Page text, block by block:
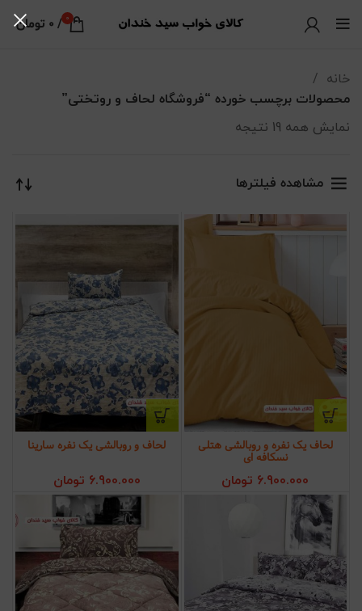
0
/
0 تومان
خانه
محصولات برچسب خورده “فروشگاه لحاف و روتختی”
نمایش همه 19 نتیجه
مشاهده فیلترها
لحاف یک نفره و روبالشی هتلی
نسکافه ای
6.900.000 تومان
لحاف و روبالشی یک نفره سارینا
6.900.000 تومان